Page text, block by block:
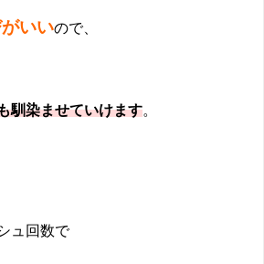
いいので、
馴染ませていけます
ュ回数で